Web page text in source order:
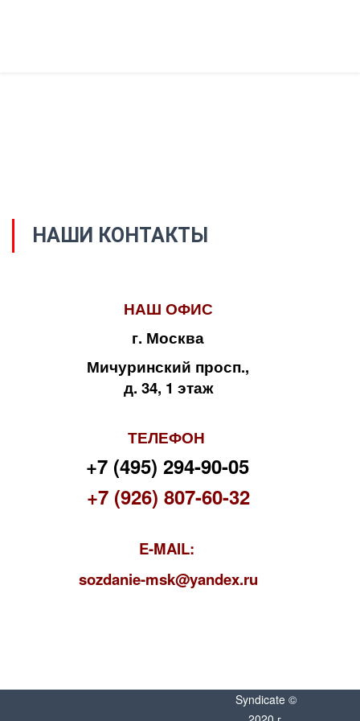
НАШИ КОНТАКТЫ
НАШ ОФИС
г. Москва
Мичуринский просп.,
д. 34, 1 этаж
ТЕЛЕФОН
+7 (495) 294-90-05
+7 (926) 807-60-32
E-MAIL:
sozdanie-msk@yandex.ru
Syndicate ©